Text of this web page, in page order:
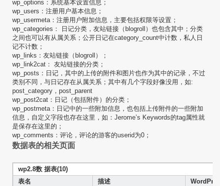
wp_options：系统基本设置信息；
wp_users：注册用户基本信息；
wp_usermeta：注册用户附加信息，主要包括权限等设置；
wp_categories： 日记分类，友站链接（blogroll）也包含其中；分类
之间也可以有从属关系；公开日记在category_count中计数，私人日
记不计数；
wp_links：友站链接（blogroll）；
wp_link2cat： 友站链接的分类；
wp_posts：日记，其中的上传的附件和图片也作为其中的记录，不过
类别不同，与日记存在从属关系；其中有几个字段好像没用，如:
post_category，post_parent
wp_post2cat：日记（包括附件）的分类；
wp_postmeta：日记中的一些附加信息，也包括上传附件的一些附加
信息，自定义字段也存在这里，如：Jerome’s Keywords的tag属性就
是保存在这里的；
wp_comments：评论，评论的游客的userid为0；
数据表的相关页面
wp2.8数 据表(10)
表名
描述